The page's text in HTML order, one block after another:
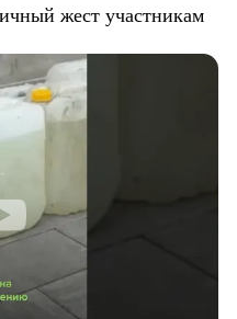
жест участникам